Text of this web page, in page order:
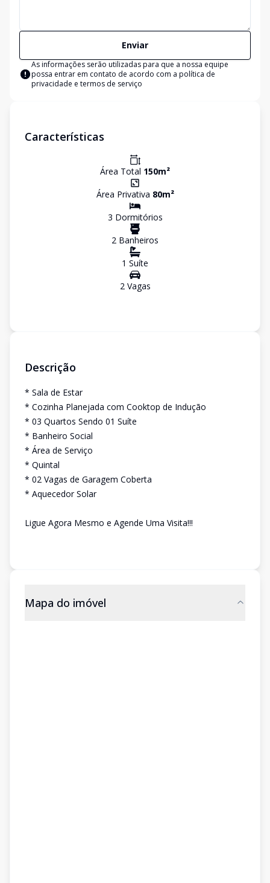
Enviar
As informações serão utilizadas para que a nossa equipe
possa entrar em contato de acordo com a política de
privacidade e termos de serviço
Características
Área Total 150m²
Área Privativa 80m²
3 Dormitórios
2 Banheiros
1 Suíte
2Vagas
Descrição
* Sala de Estar
* Cozinha Planejada com Cooktop de Indução
* 03 Quartos Sendo 01 Suíte
* Banheiro Social
* Área de Serviço
* Quintal
* 02 Vagas de Garagem Coberta
* Aquecedor Solar
Ligue Agora Mesmo e Agende Uma Visita!!!
Mapa do imóvel